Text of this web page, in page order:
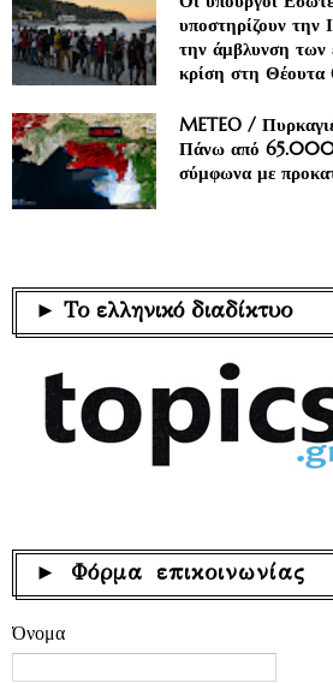
υποστηρίζουν την
την άμβλυνση των
κρίση στη Θέουτα
METEO /
Πάνω από 65.000
σύμφωνα με
► Το ελληνικό διαδίκτυο
► Φόρμα επικοινωνίας
Όνομα